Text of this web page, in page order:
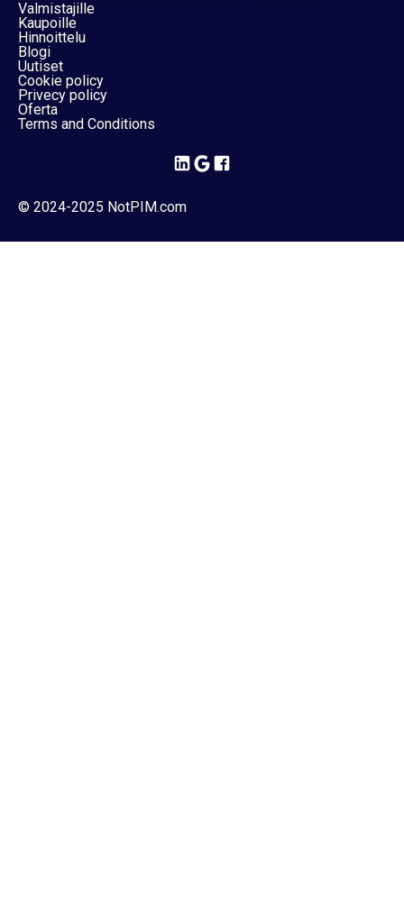
Valmistajille
Kaupoille
Hinnoittelu
Blogi
Uutiset
Cookie policy
Privecy policy
Oferta
Terms and Conditions
© 2024-2025 NotPIM.com